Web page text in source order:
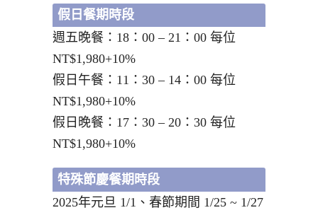
假日餐期時段
週五晚餐：18：00 – 21：00 每位
NT$1,980+10%
假日午餐：11：30 – 14：00 每位
NT$1,980+10%
假日晚餐：17：30 – 20：30 每位
NT$1,980+10%
特殊節慶餐期時段
2025年元旦 1/1、春節期間 1/25 ~ 1/27